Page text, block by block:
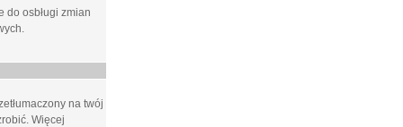
do osbługi zmian
na twój
Więcej